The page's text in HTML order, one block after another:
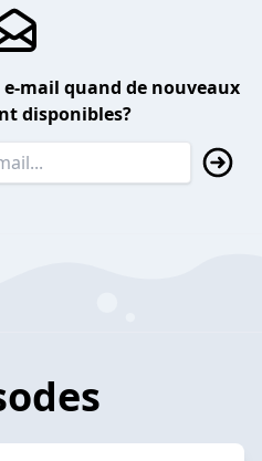
mail quand de nouveaux
disponibles?